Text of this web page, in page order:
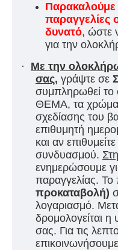
Παρακαλούμε
παραγγελίες
δυνατό, ώστε
για την
·
Με την
σας, γράψτε σε
συμπληρωθεί το
ΘΕΜΑ, τα
σχεδίασης του
επιθυμητή
και αν
συνδυασμού.
ενημερώσουμε
παραγγελίας.
προκαταβολή)
λογαριασμό.
δρομολογείται
σας. Για τις